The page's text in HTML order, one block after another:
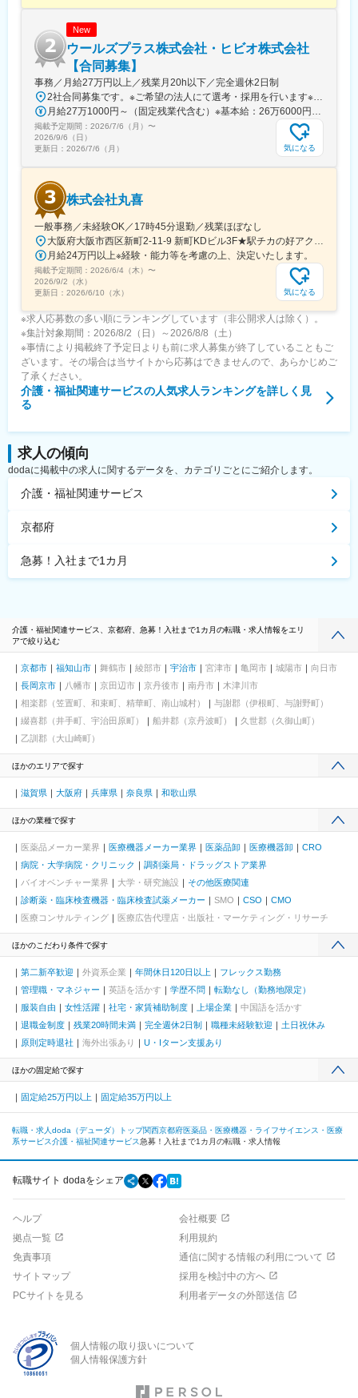
New
ウールズプラス株式会社・ヒビオ株式会社
【合同募集】
事務／月給27万円以上／残業月20h以下／完全週休2日制
掲載予定期間： 2026/7/6（月） 〜
2026/9/6（日）
更新日： 2026/7/6（月） 気になる
株式会社丸喜
一般事務／未経験OK／17時45分退勤／残業ほぼなし
月給24万円以上※経験・能力等を考慮の上、決定いたします。
掲載予定期間： 2026/6/4（木） 〜
2026/9/2（水）
更新日： 2026/6/10（水） 気になる
※求人応募数の多い順にランキングしています（非公開求人は除く）。
※集計対象期間：2026/8/2（日）～2026/8/8（土）
※事情により掲載終了予定日よりも前に求人募集が終了していることもご
ざいます。その場合は当サイトから応募はできませんので、あらかじめご
了承ください。
介護・福祉関連サービスの人気求人ランキングを詳しく見
る
求人の傾向
dodaに掲載中の求人に関するデータを、カテゴリごとにご紹介します。
介護・福祉関連サービス
京都府
急募！入社まで1カ月
介護・福祉関連サービス、京都府、急募！入社まで1カ月の転職・求人情報をエリ
アで絞り込む
京都市 福知山市 舞鶴市 綾部市 宇治市 宮津市 亀岡市 城陽市
向日市
長岡京市
八幡市 京田辺市 京丹後市 南丹市
木津川市
相楽郡（笠置町、和束町、精華町、南山城村）
与謝郡（伊根町、与謝野町）
綴喜郡（井手町、宇治田原町）
船井郡（京丹波町）
久世郡（久御山町）
乙訓郡（大山崎町）
ほかのエリアで探す
滋賀県 大阪府 兵庫県 奈良県 和歌山県
ほかの業種で探す
医薬品メーカー業界 医療機器メーカー業界 医薬品卸 医療機器卸
CRO
病院・大学病院・クリニック
調剤薬局・ドラッグストア業界
バイオベンチャー業界
大学・研究施設
その他医療関連
診断薬・臨床検査機器・臨床検査試薬メーカー
SMO CSO
CMO
医療コンサルティング
医療広告代理店・出版社・マーケティング・リサーチ
ほかのこだわり条件で探す
第二新卒歓迎 外資系企業 年間休日120日以上
フレックス勤務
管理職・マネジャー
英語を活かす 学歴不問
転勤なし（勤務地限定）
服装自由
女性活躍 社宅・家賃補助制度 上場企業
中国語を活かす
退職金制度
残業20時間未満 完全週休2日制 職種未経験歓迎
土日祝休み
原則定時退社
海外出張あり U・Iターン支援あり
ほかの固定給で探す
固定給25万円以上 固定給35万円以上
転職・求人doda（デューダ）トップ関西京都府医薬品・医療機器・ライフサイエンス・医療
系サービス介護・福祉関連サービス急募！入社まで1カ月の転職・求人情報
転職サイト dodaをシェア
ヘルプ
会社概要
拠点一覧
利用規約
免責事項
通信に関する情報の利用について
サイトマップ
採用を検討中の方へ
PCサイトを見る
利用者データの外部送信
個人情報の取り扱いについて
個人情報保護方針